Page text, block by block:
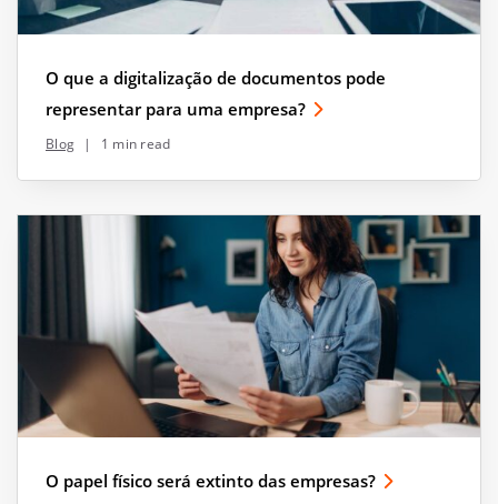
O que a digitalização de documentos pode
representar para uma empresa?
Blog | 1 min read
O papel físico será extinto das empresas?